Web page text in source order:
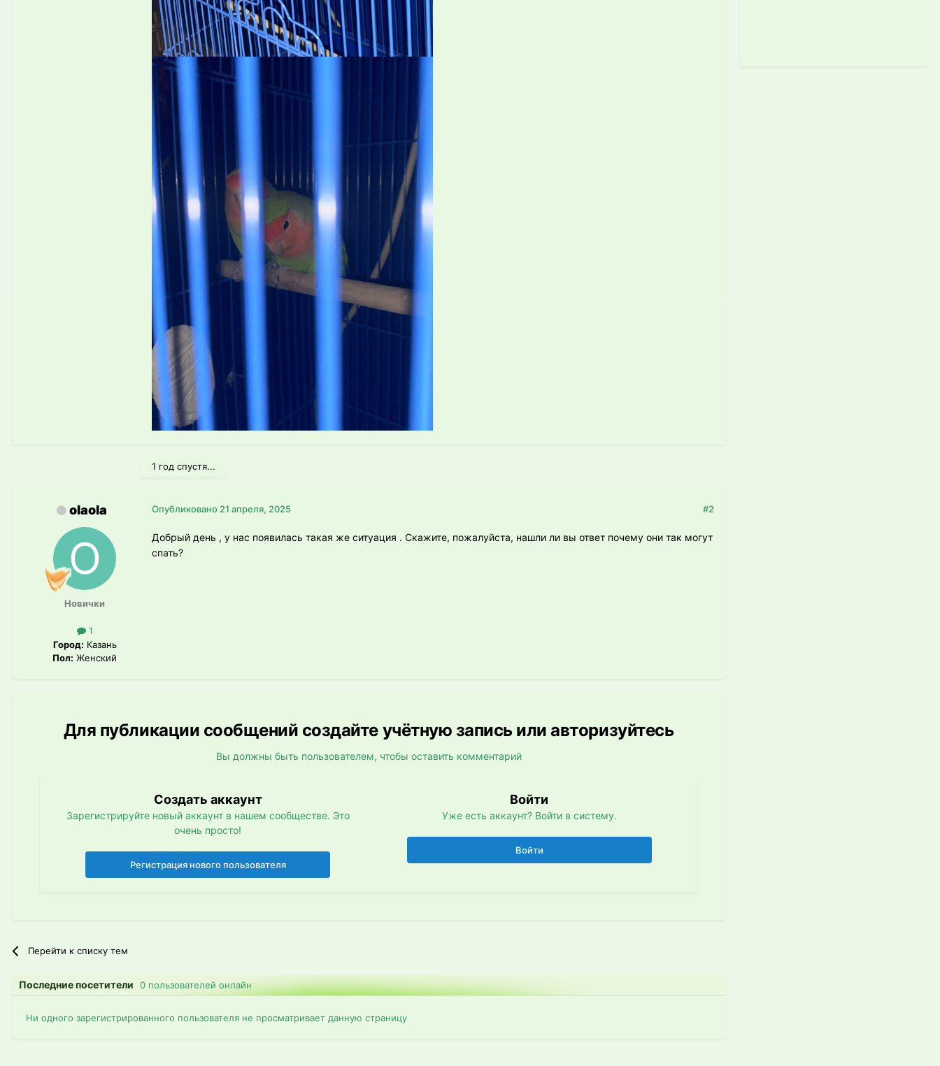
1 год спустя...
olaola
Новички
1
Город: Казань
Пол: Женский
#2
Опубликовано 21 апреля, 2025
Добрый день , у нас появилась такая же ситуация . Скажите, пожалуйста, нашли ли вы ответ почему они так могут
спать?
Для публикации сообщений создайте учётную запись или авторизуйтесь
Вы должны быть пользователем, чтобы оставить комментарий
Создать аккаунт
Зарегистрируйте новый аккаунт в нашем сообществе. Это
очень просто!
Регистрация нового пользователя
Войти
Уже есть аккаунт? Войти в систему.
Войти
Перейти к списку тем
Последние посетители 0 пользователей онлайн
Ни одного зарегистрированного пользователя не просматривает данную страницу